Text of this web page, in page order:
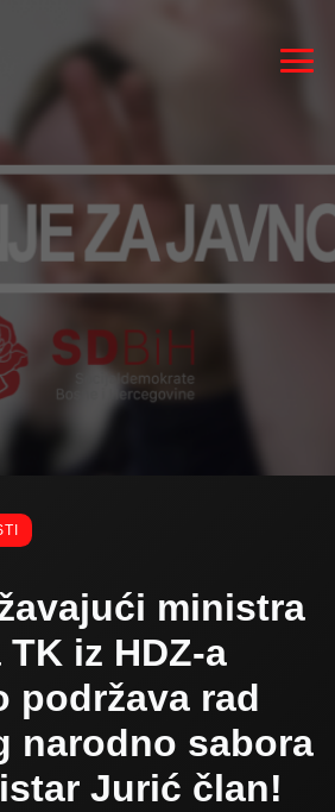
ministra
iz HDZ-a
podržava rad
narodno sabora
Jurić član!